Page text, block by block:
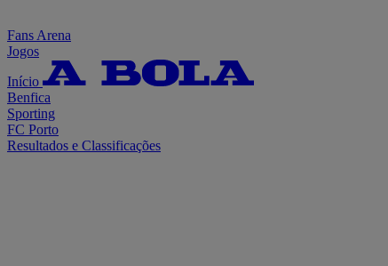
Fans Arena
Jogos
Início
Benfica
Sporting
FC Porto
Resultados e Classificações